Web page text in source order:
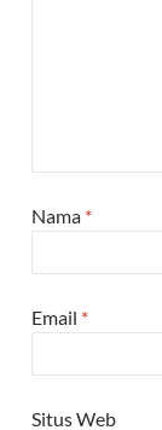
Nama *
Email *
Situs Web